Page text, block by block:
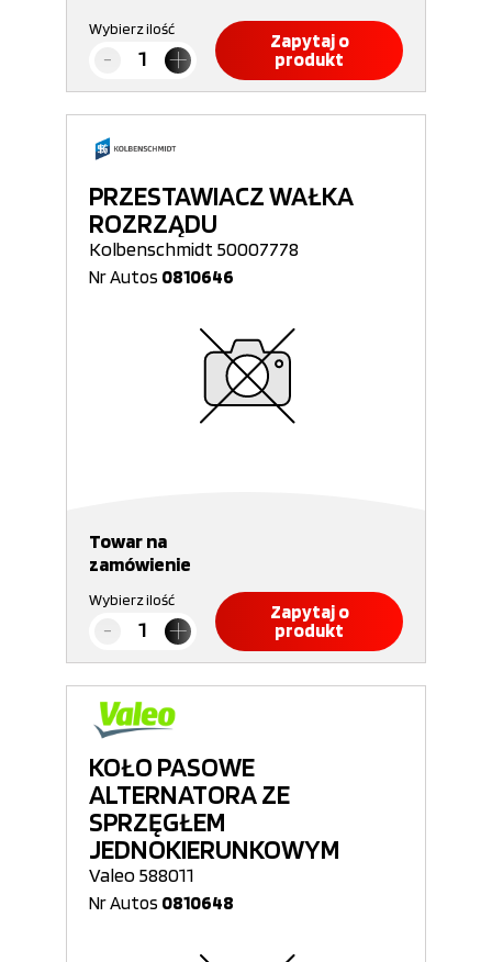
Wybierz ilość
Zapytaj o
produkt
PRZESTAWIACZ WAŁKA
ROZRZĄDU
Kolbenschmidt 50007778
Nr Autos 0810646
Towar na
zamówienie
Wybierz ilość
Zapytaj o
produkt
KOŁO PASOWE
ALTERNATORA ZE
SPRZĘGŁEM
JEDNOKIERUNKOWYM
Valeo 588011
Nr Autos 0810648